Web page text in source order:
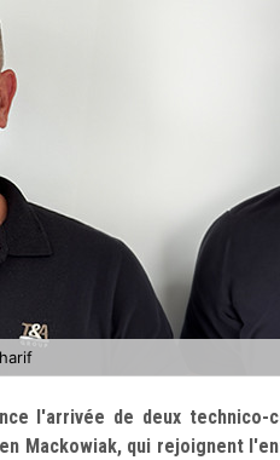
l'arrivée de deux technico-
Mackowiak, qui rejoignent